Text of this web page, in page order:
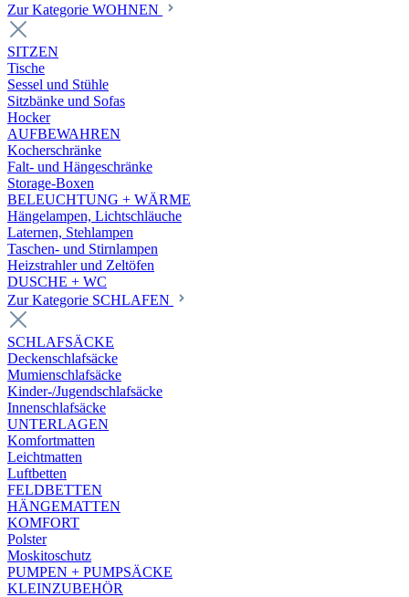
Zur Kategorie WOHNEN
SITZEN
Tische
Sessel und Stühle
Sitzbänke und Sofas
Hocker
AUFBEWAHREN
Kocherschränke
Falt- und Hängeschränke
Storage-Boxen
BELEUCHTUNG + WÄRME
Hängelampen, Lichtschläuche
Laternen, Stehlampen
Taschen- und Stirnlampen
Heizstrahler und Zeltöfen
DUSCHE + WC
Zur Kategorie SCHLAFEN
SCHLAFSÄCKE
Deckenschlafsäcke
Mumienschlafsäcke
Kinder-/Jugendschlafsäcke
Innenschlafsäcke
UNTERLAGEN
Komfortmatten
Leichtmatten
Luftbetten
FELDBETTEN
HÄNGEMATTEN
KOMFORT
Polster
Moskitoschutz
PUMPEN + PUMPSÄCKE
KLEINZUBEHÖR